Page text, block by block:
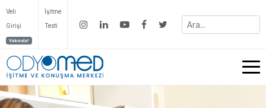
Veli
Girişi
Yakında!
İşitme
Testi